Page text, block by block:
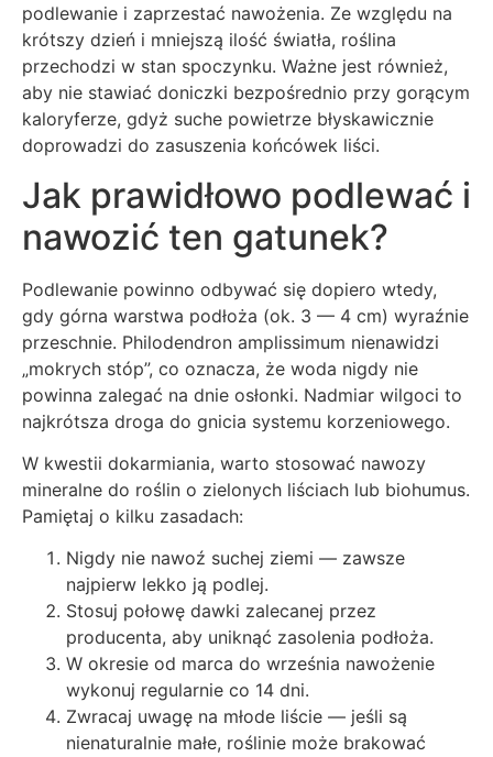
podlewanie i zaprzestać nawożenia. Ze względu na
krótszy dzień i mniejszą ilość światła, roślina
przechodzi w stan spoczynku. Ważne jest również,
aby nie stawiać doniczki bezpośrednio przy gorącym
kaloryferze, gdyż suche powietrze błyskawicznie
doprowadzi do zasuszenia końcówek liści.
Jak prawidłowo podlewać i
nawozić ten gatunek?
Podlewanie powinno odbywać się dopiero wtedy,
gdy górna warstwa podłoża (ok. 3 — 4 cm) wyraźnie
przeschnie. Philodendron amplissimum nienawidzi
„mokrych stóp”, co oznacza, że woda nigdy nie
powinna zalegać na dnie osłonki. Nadmiar wilgoci to
najkrótsza droga do gnicia systemu korzeniowego.
W kwestii dokarmiania, warto stosować nawozy
mineralne do roślin o zielonych liściach lub biohumus.
Pamiętaj o kilku zasadach:
Nigdy nie nawoź suchej ziemi — zawsze
najpierw lekko ją podlej.
Stosuj połowę dawki zalecanej przez
producenta, aby uniknąć zasolenia podłoża.
W okresie od marca do września nawożenie
wykonuj regularnie co 14 dni.
Zwracaj uwagę na młode liście — jeśli są
nienaturalnie małe, roślinie może brakować